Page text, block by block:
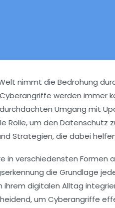
nimmt die Bedrohung
werden immer
Umgang mit
Rolle, um den
Strategien, die dabei
in verschiedensten Formen
die Grundlage
ihrem digitalen Alltag
um Cyberangriffe